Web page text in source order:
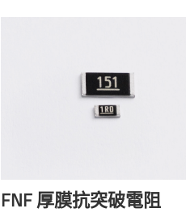
FNF 厚膜抗突破電阻